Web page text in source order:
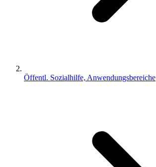
Öffentl. Sozialhilfe, Anwendungsbereiche